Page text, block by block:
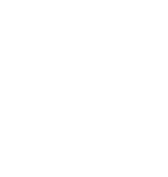
ます。
了承くださいませ。